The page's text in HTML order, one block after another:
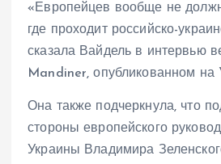
«Европейцев вообще не
где проходит российско-
сказала Вайдель в интервью
Mandiner, опубликованном на
Она также подчеркнула, что
стороны европейского
Украины Владимира